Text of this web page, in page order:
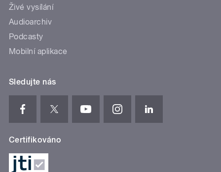
Živé vysílání
Audioarchiv
Podcasty
Mobilní aplikace
Sledujte nás
Certifikováno